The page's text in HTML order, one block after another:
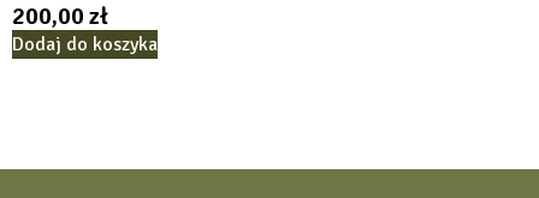
200,00 zł
Dodaj do koszyka